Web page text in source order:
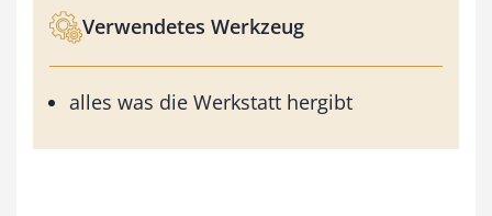
Verwendetes Werkzeug
alles was die Werkstatt hergibt